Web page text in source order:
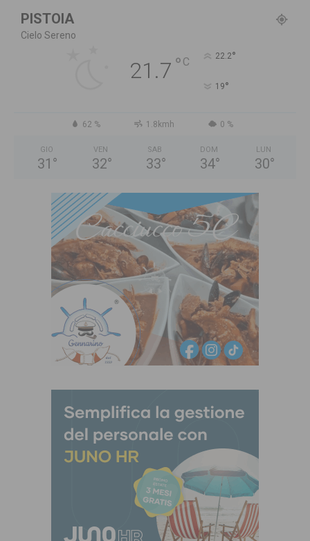
PISTOIA
Cielo Sereno
21.7 ° C 22.2°
19°
62 % 1.8kmh 0 %
GIO
31 °
VEN
32°
SAB
33°
DOM
34°
LUN
30°